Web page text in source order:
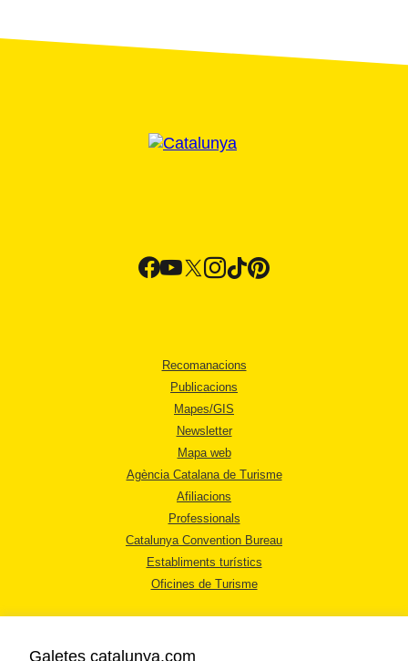
Recomanacions
Publicacions
Mapes/GIS
Newsletter
Mapa web
Agència Catalana de Turisme
Afiliacions
Professionals
Catalunya Convention Bureau
Establiments turístics
Oficines de Turisme
Galetes catalunya.com